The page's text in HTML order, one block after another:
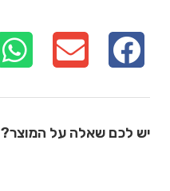
יש לכם שאלה על המוצר?